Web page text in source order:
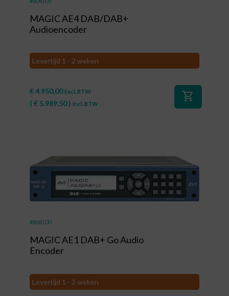
MAGIC AE4 DAB/DAB+
Audioencoder
Levertijd 1 - 2 weken
€4.950,00 Excl. BTW
( € 5.989,50) Incl. BTW
shopping_cart
#804100
MAGIC AE1 DAB+ Go Audio
Encoder
Levertijd 1 - 2 weken